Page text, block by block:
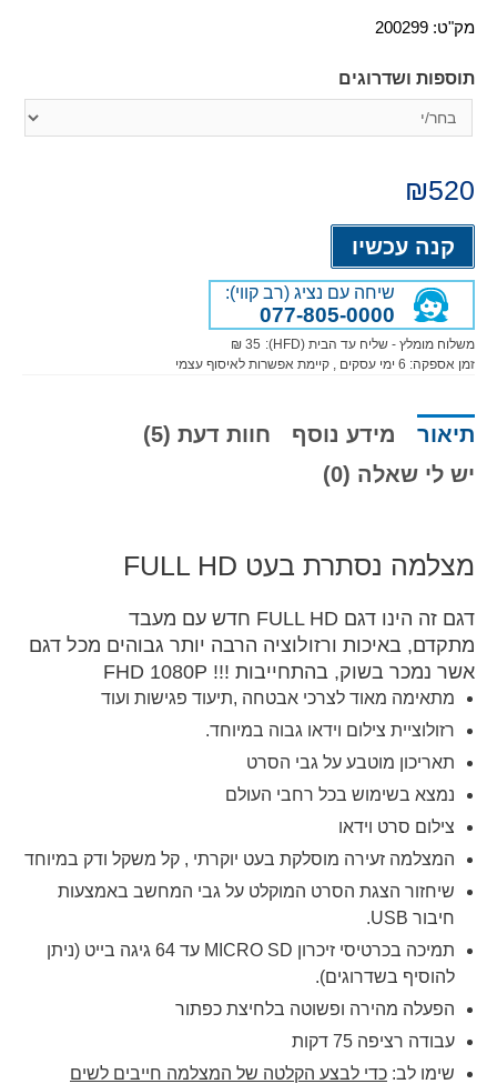
מק"ט: 200299
תוספות ושדרוגים
₪520
קנה עכשיו
שיחה עם נציג (רב קווי):
077-805-0000
משלוח מומלץ - שליח עד הבית (HFD):
35 ₪
זמן אספקה: 6 ימי עסקים , קיימת אפשרות לאיסוף עצמי
תיאור מידע נוסף
חוות דעת (5)
יש לי שאלה (0)
מצלמה נסתרת בעט FULL HD
דגם זה הינו דגם FULL HD חדש עם מעבד
מתקדם, באיכות ורזולוציה הרבה יותר גבוהים מכל דגם
אשר נמכר בשוק, בהתחייבות !!!
FHD 1080P
מתאימה מאוד לצרכי אבטחה ,תיעוד פגישות ועוד
רזולוציית צילום וידאו גבוה במיוחד.
תאריכון מוטבע על גבי הסרט
נמצא בשימוש בכל רחבי העולם
צילום סרט וידאו
המצלמה זעירה מוסלקת בעט יוקרתי , קל משקל ודק במיוחד
שיחזור הצגת הסרט המוקלט על גבי המחשב באמצעות
חיבור USB
.
תמיכה בכרטיסי זיכרון
MICRO
SD עד 64 גיגה בייט (ניתן
להוסיף בשדרוגים).
הפעלה מהירה ופשוטה בלחיצת כפתור
עבודה רציפה 75 דקות
שימו לב: כדי לבצע הקלטה של המצלמה חייבים לשים